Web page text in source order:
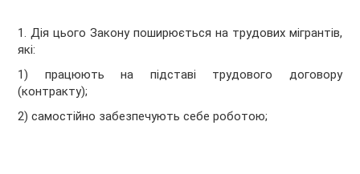
1. Дія цього Закону поширюється на трудових мігрантів,
які:
1) працюють на підставі трудового договору
(контракту);
2) самостійно забезпечують себе роботою;